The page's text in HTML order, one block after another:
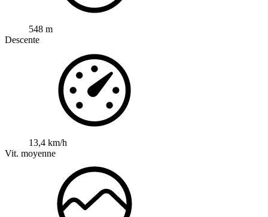
548 m
Descente
13,4 km/h
Vit. moyenne